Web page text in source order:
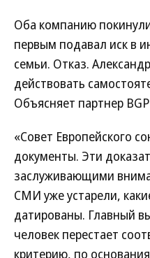
Оба компанию
первым подавал иск в
семьи. Отказ.
действовать
Объясняет партнер
«Совет Европейского
документы. Эти
заслуживающими
СМИ уже устарели,
датированы. Главный
человек перестает
критерию, по